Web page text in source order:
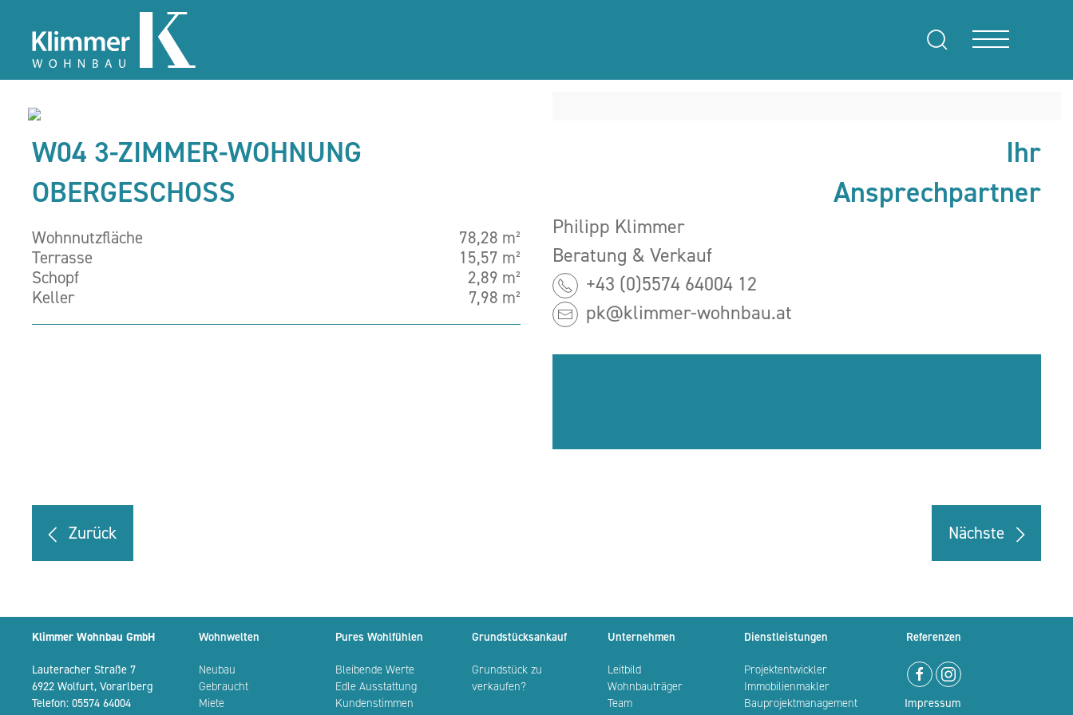
W04 3-ZIMMER-WOHNUNG
OBERGESCHOSS
Wohnnutzfläche
78,28 m²
Terrasse
15,57 m²
Schopf
2,89 m²
Keller
7,98 m²
Ihr
Ansprechpartner
Philipp Klimmer
Beratung & Verkauf
+43 (0)5574 64004 12
pk@klimmer-wohnbau.at
Zurück Nächste
Klimmer Wohnbau GmbH
Lauteracher Straße 7
6922 Wolfurt, Vorarlberg
Telefon: 05574 64004
Wohnwelten
Neubau
Gebraucht
Miete
Pures Wohlfühlen
Bleibende Werte
Edle Ausstattung
Kundenstimmen
Grundstücksankauf
Grundstück zu
verkaufen?
Unternehmen
Leitbild
Wohnbauträger
Team
Dienstleistungen
Projektentwickler
Immobilienmakler
Bauprojektmanagement
Referenzen
Impressum